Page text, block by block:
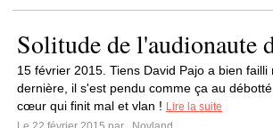
Solitude de l'audionaute
15 février 2015. Tiens David Pajo a bien
dernière, il s'est pendu comme ça au
cœur qui finit mal et vlan ! Lire la suite